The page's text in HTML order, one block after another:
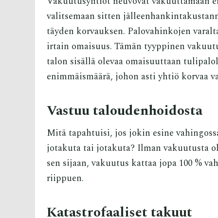
valitsemaan sitten
täyden korvauksen. Palovahinkojen
irtain omaisuus. Tämän tyyppinen
talon sisällä olevaa omaisuuttaan
enimmäismäärä, johon asti yhtiö korvaa
Vastuu taloudenhoidosta
Mitä tapahtuisi, jos jokin esine
jotakuta tai jotakuta? Ilman vakuutusta
sen sijaan, vakuutus kattaa jopa 100 %
riippuen.
Katastrofaaliset takuut